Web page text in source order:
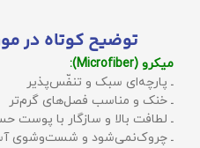
توضیح کوتاه در
میکرو (Microfiber):
ـ پارچه‌ای سبک و تنفّس‌پذیر
ـ خنک و مناسب فصل‌های گرم‌تر
ـ لطافت بالا و سازگار با پوست
ـ چروک‌نمی‌شود و شست‌وشوی